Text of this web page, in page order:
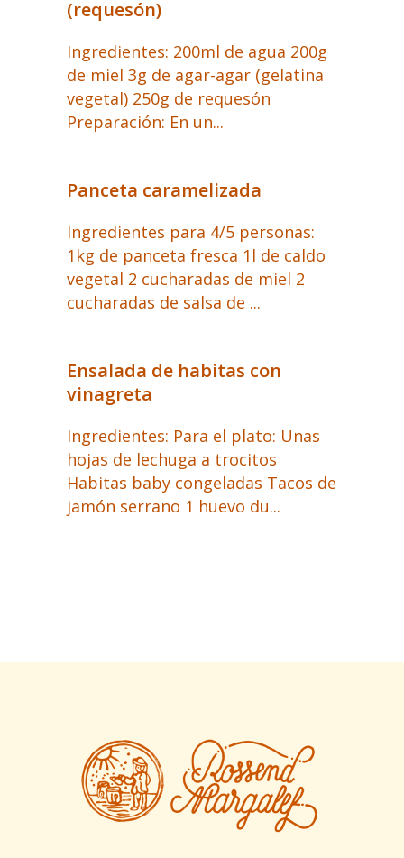
(requesón)
Ingredientes: 200ml de agua 200g
de miel 3g de agar-agar (gelatina
vegetal) 250g de requesón
Preparación: En un...
Panceta caramelizada
Ingredientes para 4/5 personas:
1kg de panceta fresca 1l de caldo
vegetal 2 cucharadas de miel 2
cucharadas de salsa de ...
Ensalada de habitas con
vinagreta
Ingredientes: Para el plato: Unas
hojas de lechuga a trocitos
Habitas baby congeladas Tacos de
jamón serrano 1 huevo du...